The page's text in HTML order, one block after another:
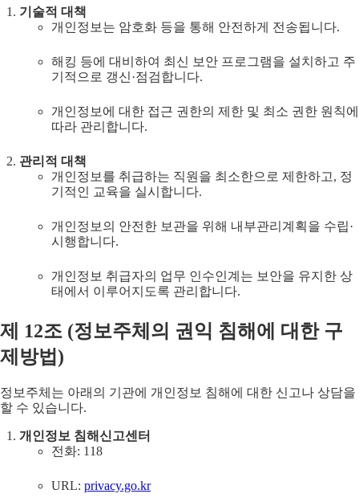
기술적 대책
개인정보는 암호화 등을 통해 안전하게 전송됩니다.
해킹 등에 대비하여 최신 보안 프로그램을 설치하고 주
기적으로 갱신·점검합니다.
개인정보에 대한 접근 권한의 제한 및 최소 권한 원칙에
따라 관리합니다.
관리적 대책
개인정보를 취급하는 직원을 최소한으로 제한하고, 정
기적인 교육을 실시합니다.
개인정보의 안전한 보관을 위해 내부관리계획을 수립·
시행합니다.
개인정보 취급자의 업무 인수인계는 보안을 유지한 상
태에서 이루어지도록 관리합니다.
제 12조 (정보주체의 권익 침해에 대한 구
제방법)
정보주체는 아래의 기관에 개인정보 침해에 대한 신고나 상담을
할 수 있습니다.
개인정보 침해신고센터
전화: 118
URL: privacy.go.kr